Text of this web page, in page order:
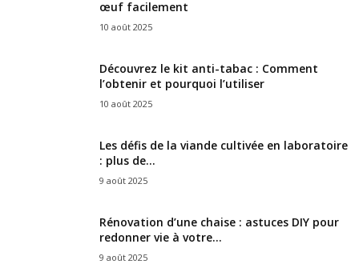
œuf facilement
10 août 2025
Découvrez le kit anti-tabac : Comment
l’obtenir et pourquoi l’utiliser
10 août 2025
Les défis de la viande cultivée en laboratoire
: plus de...
9 août 2025
Rénovation d’une chaise : astuces DIY pour
redonner vie à votre...
9 août 2025